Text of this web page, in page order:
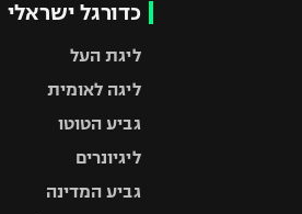
כדורגל ישראלי
ליגת העל
ליגה לאומית
גביע הטוטו
ליגיונרים
גביע המדינה